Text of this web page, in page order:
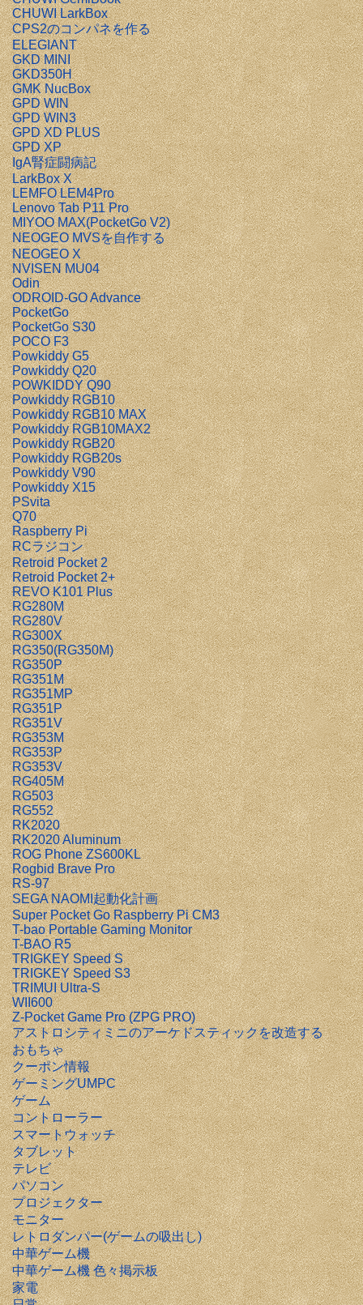
CHUWI LarkBox
CPS2のコンパネを作る
ELEGIANT
GKD MINI
GKD350H
GMK NucBox
GPD WIN
GPD WIN3
GPD XD PLUS
GPD XP
IgA腎症闘病記
LarkBox X
LEMFO LEM4Pro
Lenovo Tab P11 Pro
MIYOO MAX(PocketGo V2)
NEOGEO MVSを自作する
NEOGEO X
NVISEN MU04
Odin
ODROID-GO Advance
PocketGo
PocketGo S30
POCO F3
Powkiddy G5
Powkiddy Q20
POWKIDDY Q90
Powkiddy RGB10
Powkiddy RGB10 MAX
Powkiddy RGB10MAX2
Powkiddy RGB20
Powkiddy RGB20s
Powkiddy V90
Powkiddy X15
PSvita
Q70
Raspberry Pi
RCラジコン
Retroid Pocket 2
Retroid Pocket 2+
REVO K101 Plus
RG280M
RG280V
RG300X
RG350(RG350M)
RG350P
RG351M
RG351MP
RG351P
RG351V
RG353M
RG353P
RG353V
RG405M
RG503
RG552
RK2020
RK2020 Aluminum
ROG Phone ZS600KL
Rogbid Brave Pro
RS-97
SEGA NAOMI起動化計画
Super Pocket Go Raspberry Pi CM3
T-bao Portable Gaming Monitor
T-BAO R5
TRIGKEY Speed S
TRIGKEY Speed S3
TRIMUI Ultra-S
WII600
Z-Pocket Game Pro (ZPG PRO)
アストロシティミニのアーケドスティックを改造する
おもちゃ
クーポン情報
ゲーミングUMPC
ゲーム
コントローラー
スマートウォッチ
タブレット
テレビ
パソコン
プロジェクター
モニター
レトロダンパー(ゲームの吸出し)
中華ゲーム機
中華ゲーム機 色々掲示板
家電